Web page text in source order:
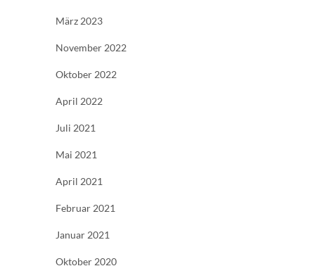
März 2023
November 2022
Oktober 2022
April 2022
Juli 2021
Mai 2021
April 2021
Februar 2021
Januar 2021
Oktober 2020